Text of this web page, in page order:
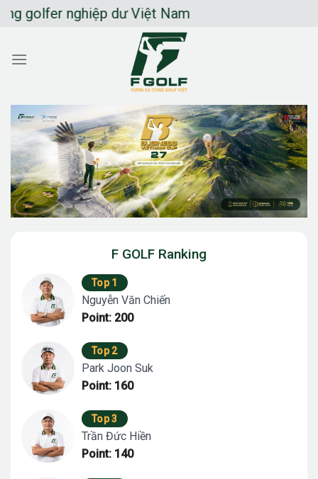
Chuyển
dung
nghiệp dư Việt Nam
F GOLF Ranking
Top 1
Nguyễn Văn Chiến
Point: 200
Top 2
Park Joon Suk
Point: 160
Top 3
Trần Đức Hiền
Point: 140